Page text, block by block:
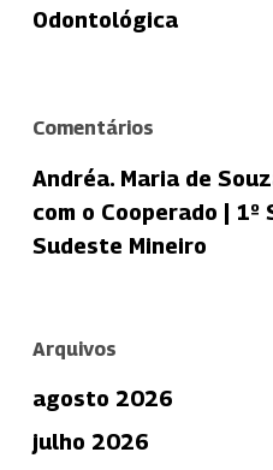
Odontológica
Comentários
Andréa. Maria de
com o Cooperado |
Sudeste Mineiro
Arquivos
agosto 2026
julho 2026